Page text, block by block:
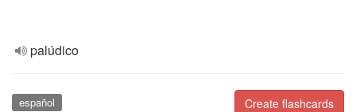
palúdico
Create flashcards
español